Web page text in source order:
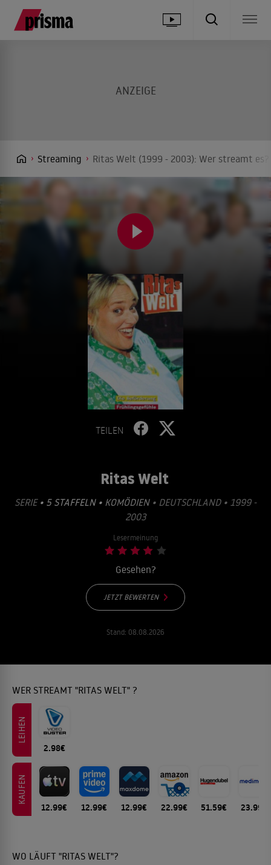
Streaming Ritas Welt (1999 - 2003): Wer streamt
TEILEN
Ritas Welt
SERIE • 5 STAFFELN • KOMÖDIEN• DEUTSCHLAND • 1999 -
2003
Lesermeinung
Gesehen?
JETZT BEWERTEN
Stand: 08.08.2026
WER STREAMT "RITAS WELT" ?
LEIHEN
2.98€
KAUFEN
12.99€ 12.99€ 12.99€ 22.99€ 51.59€ 23.99€
WO LÄUFT "RITAS WELT"?